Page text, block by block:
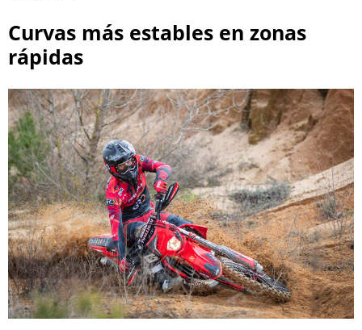
Curvas más estables en zonas
rápidas